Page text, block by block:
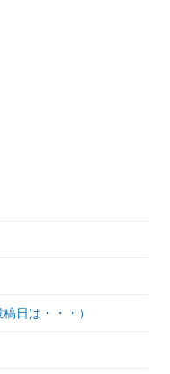
日は・・・）